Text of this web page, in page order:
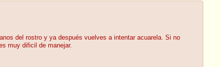
del rostro y ya después vuelves a intentar acuarela. Si no
muy dificil de manejar.